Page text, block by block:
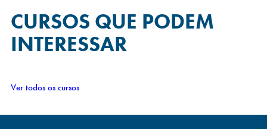
CURSOS QUE PODEM
INTERESSAR
Ver todos os cursos